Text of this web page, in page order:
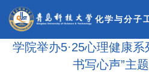
化学与分子
学院举办5·25心理健康系
书写心声”主